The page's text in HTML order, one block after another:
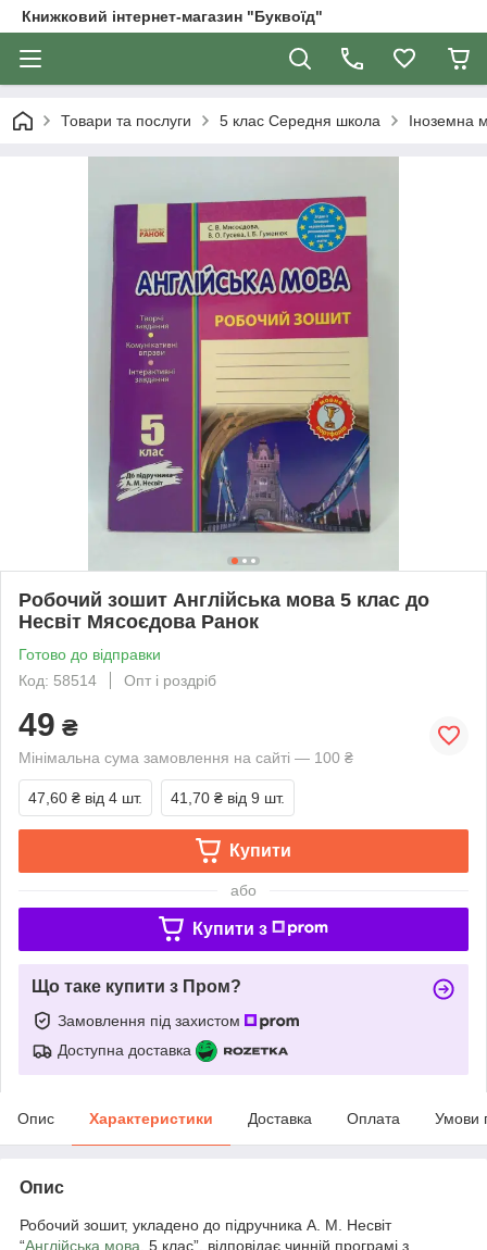
Книжковий інтернет-магазин "Буквоїд"
Товари та послуги 5 клас Середня школа Іноземна
Робочий зошит Англійська мова 5 клас до
Несвіт Мясоєдова Ранок
Готово до відправки
Код: 58514
Опт і роздріб
49 ₴
Мінімальна сума замовлення на сайті — 100 ₴
47,60 ₴ від 4 шт. 41,70 ₴ від 9 шт.
Купити
або
Купити з
Що таке купити з Пром?
Замовлення під захистом
Доступна доставка
Опис Характеристики Доставка Оплата Умови
Опис
Робочий зошит, укладено до підручника А. М. Несвіт
“Англійська мова . 5 клас”, відповідає чинній програмі з